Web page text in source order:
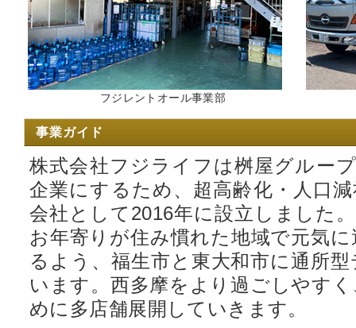
フジレントオール事業部
事業ガイド
株式会社フジライフは桝屋グルー
企業にするため、超高齢化・人口
会社として2016年に設立しました
お年寄りが住み慣れた地域で元気
るよう、福生市と東大和市に通所
います。西多摩をより過ごしやす
めに多店舗展開していきます。